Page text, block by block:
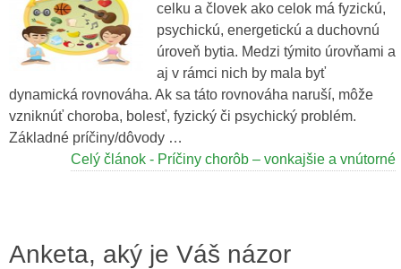
celku a človek ako celok má fyzickú,
psychickú, energetickú a duchovnú
úroveň bytia. Medzi týmito úrovňami a
aj v rámci nich by mala byť
dynamická rovnováha. Ak sa táto rovnováha naruší, môže
vzniknúť choroba, bolesť, fyzický či psychický problém.
Základné príčiny/dôvody …
Celý článok - Príčiny chorôb – vonkajšie a vnútorné
Anketa, aký je Váš názor